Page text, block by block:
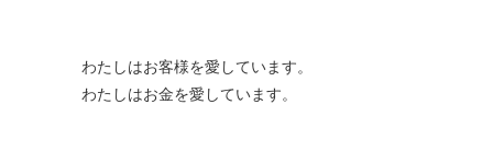
わたしはお客様を愛しています。
わたしはお金を愛しています。